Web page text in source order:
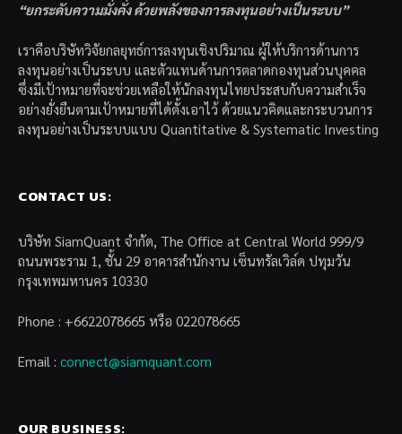
“ยกระดับความมั่งคั่ง ด้วยพลังของการลงทุนอย่างเป็นระบบ”
เราคือบริษัทวิจัยกลยุทธ์การลงทุนเชิงปริมาณ ผู้ให้บริการด้านการ
ลงทุนอย่างเป็นระบบ และตัวแทนด้านการตลาดกองทุนส่วนบุคคล
ซึ่งมีเป้าหมายที่จะช่วยเหลือให้นักลงทุนไทยประสบกับความสำเร็จ
อย่างยั่งยืนตามเป้าหมายที่ได้ตั้งเอาไว้ ด้วยแนวคิดและกระบวนการ
ลงทุนอย่างเป็นระบบแบบ Quantitative & Systematic Investing
CONTACT US:
บริษัท SiamQuant จำกัด, The Office at Central World 999/9
ถนนพระราม 1, ชั้น 29 อาคารสำนักงาน เซ็นทรัลเวิล์ด ปทุมวัน
กรุงเทพมหานคร 10330
Phone : +6622078665 หรือ 022078665
Email : connect@siamquant.com
OUR BUSINESS: